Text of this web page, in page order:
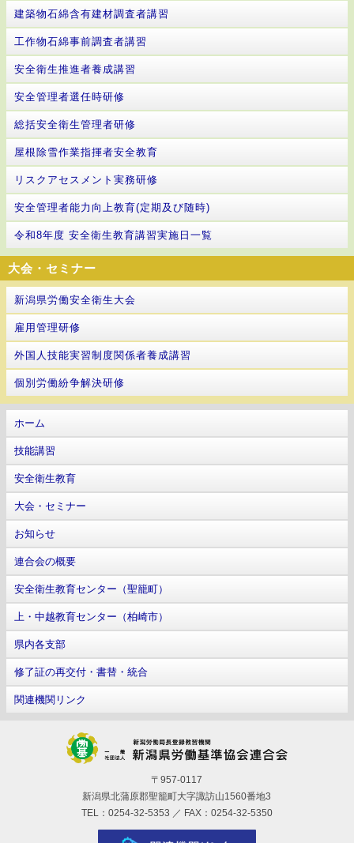
建築物石綿含有建材調査者講習
工作物石綿事前調査者講習
安全衛生推進者養成講習
安全管理者選任時研修
総括安全衛生管理者研修
屋根除雪作業指揮者安全教育
リスクアセスメント実務研修
安全管理者能力向上教育(定期及び随時)
令和8年度 安全衛生教育講習実施日一覧
大会・セミナー
新潟県労働安全衛生大会
雇用管理研修
外国人技能実習制度関係者養成講習
個別労働紛争解決研修
ホーム
技能講習
安全衛生教育
大会・セミナー
お知らせ
連合会の概要
安全衛生教育センター（聖籠町）
上・中越教育センター（柏崎市）
県内各支部
修了証の再交付・書替・統合
関連機関リンク
〒957-0117
新潟県北蒲原郡聖籠町大字諏訪山1560番地3
TEL：0254-32-5353 ／ FAX：0254-32-5350